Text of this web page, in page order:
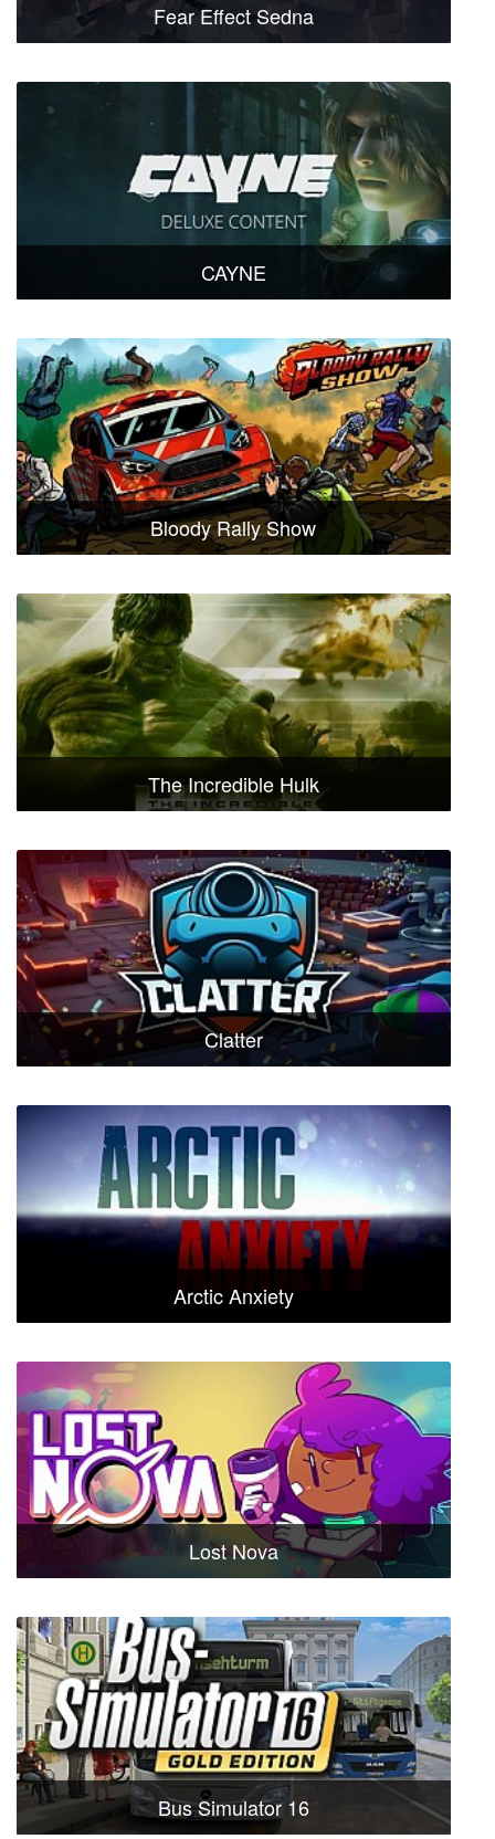
Fear Effect Sedna
CAYNE
Bloody Rally Show
The Incredible Hulk
Clatter
Arctic Anxiety
Lost Nova
Bus Simulator 16